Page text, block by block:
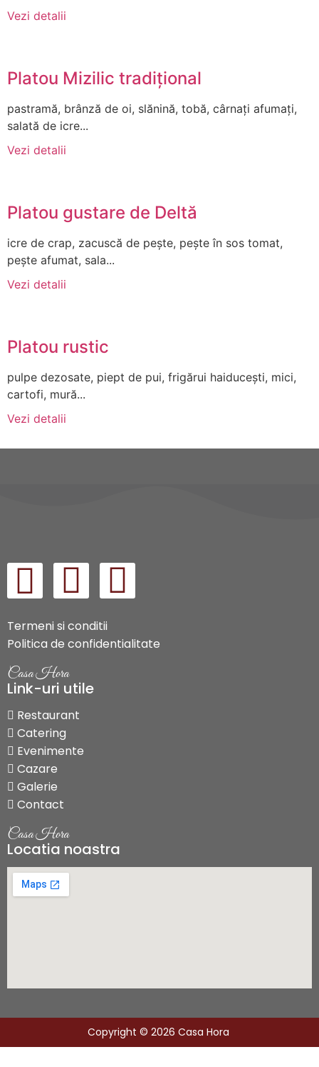
Vezi detalii
Platou Mizilic tradițional
pastramă, brânză de oi, slănină, tobă, cârnați afumați,
salată de icre...
Vezi detalii
Platou gustare de Deltă
icre de crap, zacuscă de pește, pește în sos tomat,
pește afumat, sala...
Vezi detalii
Platou rustic
pulpe dezosate, piept de pui, frigărui haiducești, mici,
cartofi, mură...
Vezi detalii
Termeni si conditii
Politica de confidentialitate
Casa Hora
Link-uri utile
Restaurant
Catering
Evenimente
Cazare
Galerie
Contact
Casa Hora
Locatia noastra
Copyright © 2026 Casa Hora